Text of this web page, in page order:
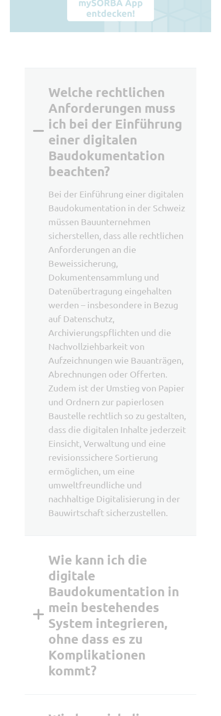
Welche rechtlichen
Anforderungen muss
ich bei der Einführung
einer digitalen
Baudokumentation
beachten?
Bei der Einführung einer digitalen
Baudokumentation in der Schweiz
müssen Bauunternehmen
sicherstellen, dass alle rechtlichen
Anforderungen an die
Beweissicherung,
Dokumentensammlung und
Datenübertragung eingehalten
werden – insbesondere in Bezug
auf Datenschutz,
Archivierungspflichten und die
Nachvollziehbarkeit von
Aufzeichnungen wie Bauanträgen,
Abrechnungen oder Offerten.
Zudem ist der Umstieg von Papier
und Ordnern zur papierlosen
Baustelle rechtlich so zu gestalten,
dass die digitalen Inhalte jederzeit
Einsicht, Verwaltung und eine
revisionssichere Sortierung
ermöglichen, um eine
umweltfreundliche und
nachhaltige Digitalisierung in der
Bauwirtschaft sicherzustellen.
Wie kann ich die
digitale
Baudokumentation in
mein bestehendes
System integrieren,
ohne dass es zu
Komplikationen
kommt?